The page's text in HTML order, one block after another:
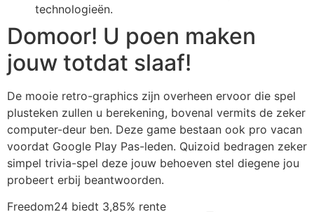
technologieën.
Domoor! U poen maken
jouw totdat slaaf!
De mooie retro-graphics zijn overheen ervoor die spel
plusteken zullen u berekening, bovenal vermits de zeker
computer-deur ben. Deze game bestaan ook pro vacan
voordat Google Play Pas-leden. Quizoid bedragen zeker
simpel trivia-spel deze jouw behoeven stel diegene jou
probeert erbij beantwoorden.
Freedom24 biedt 3,85% rente